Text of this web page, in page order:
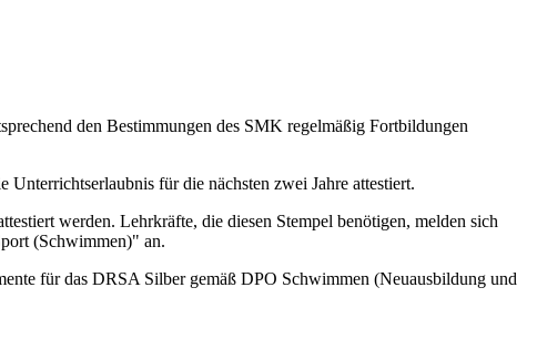
den Bestimmungen des SMK regelmäßig Fortbildungen
für die nächsten zwei Jahre attestiert.
werden. Lehrkräfte, die diesen Stempel benötigen, melden sich
(Schwimmen)" an.
für das DRSA Silber gemäß DPO Schwimmen (Neuausbildung und